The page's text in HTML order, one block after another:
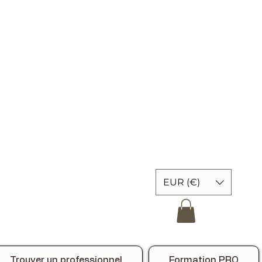
EUR (€)
Trouver un professionnel Formation PRO